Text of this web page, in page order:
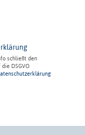
schließt den
DSGVO